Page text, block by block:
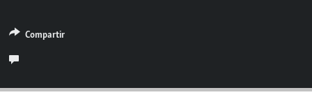
Compartir